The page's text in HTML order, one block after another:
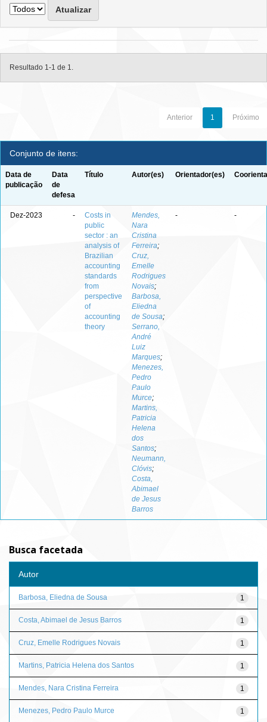
Resultado 1-1 de 1.
Anterior 1 Próximo
Conjunto de itens:
Data de
publicação
Data
de
defesa
Título Autor(es) Orientador(es)
Dez-2023 -
Costs in
public
sector : an
analysis of
Brazilian
accounting
standards
from
perspective
of
accounting
theory
Mendes,
Nara
Cristina
Ferreira;
Cruz,
Emelle
Rodrigues
Novais;
Barbosa,
Eliedna
de Sousa;
Serrano,
André
Luiz
Marques;
Menezes,
Pedro
Paulo
Murce;
Martins,
Patricia
Helena
dos
Santos;
Neumann,
Clóvis;
Costa,
Abimael
de Jesus
Barros
- -
Busca facetada
Autor
1
Barbosa, Eliedna de Sousa
1
Costa, Abimael de Jesus Barros
1
Cruz, Emelle Rodrigues Novais
1
Martins, Patricia Helena dos Santos
1
Mendes, Nara Cristina Ferreira
1
Menezes, Pedro Paulo Murce